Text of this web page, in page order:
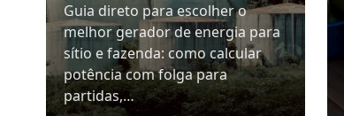
Guia direto para escolher o
melhor gerador de energia para
sítio e fazenda: como calcular
potência com folga para
partidas,…